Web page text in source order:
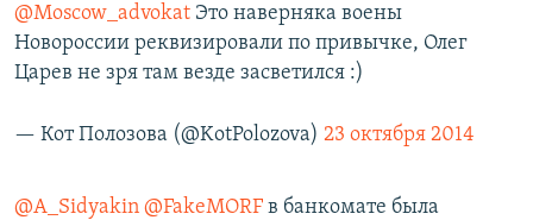
@Moscow_advokat Это наверняка воены
Новороссии реквизировали по привычке, Олег
Царев не зря там везде засветился :)
— Кот Полозова (@KotPolozova) 23 октября 2014
@A_Sidyakin @FakeMORF в банкомате была